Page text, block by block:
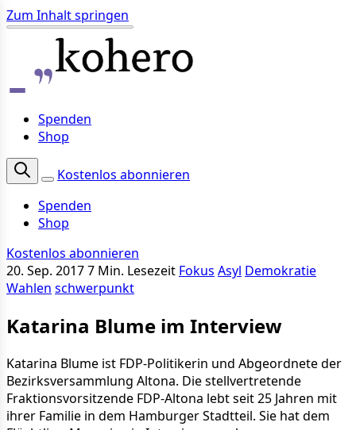
Zum Inhalt springen
Spenden
Shop
Kostenlos abonnieren
Spenden
Shop
Kostenlos abonnieren
20. Sep. 20177 Min. Lesezeit Fokus Asyl Demokratie
Wahlen schwerpunkt
Katarina Blume im Interview
Katarina Blume ist FDP-Politikerin und Abgeordnete der
Bezirksversammlung Altona. Die stellvertretende
Fraktionsvorsitzende FDP-Altona lebt seit 25 Jahren mit
ihrer Familie in dem Hamburger Stadtteil. Sie hat dem